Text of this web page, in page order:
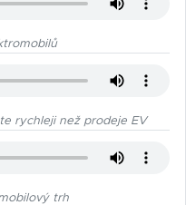
rychleji než prodeje EV
trh